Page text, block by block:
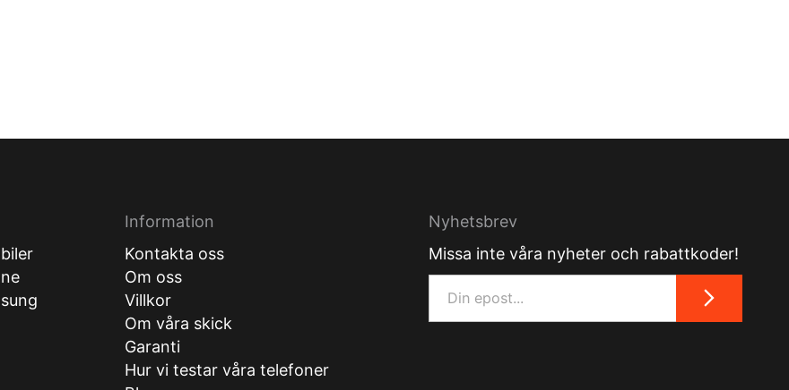
Information
Kontakta oss
Om oss
Villkor
Om våra skick
Garanti
Hur vi testar våra telefoner
Nyhetsbrev
Missa inte våra nyheter och rabattkoder!